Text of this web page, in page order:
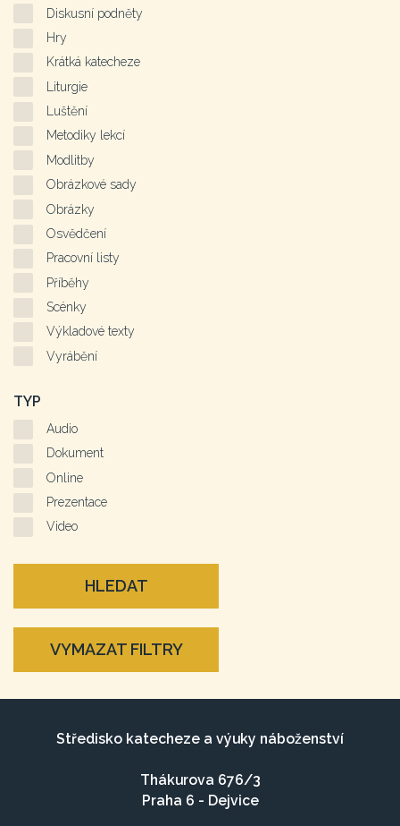
Diskusní podněty
Hry
Krátká katecheze
Liturgie
Luštění
Metodiky lekcí
Modlitby
Obrázkové sady
Obrázky
Osvědčení
Pracovní listy
Příběhy
Scénky
Výkladové texty
Vyrábění
TYP
Audio
Dokument
Online
Prezentace
Video
HLEDAT
VYMAZAT FILTRY
Středisko katecheze a výuky náboženství
Thákurova 676/3
Praha 6 - Dejvice